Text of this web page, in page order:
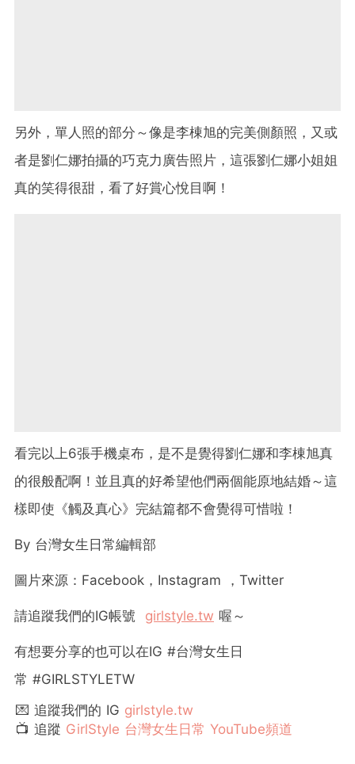
另外，單人照的部分～像是李棟旭的完美側顏照，又或
者是劉仁娜拍攝的巧克力廣告照片，這張劉仁娜小姐姐
真的笑得很甜，看了好賞心悅目啊！
看完以上6張手機桌布，是不是覺得劉仁娜和李棟旭真
的很般配啊！並且真的好希望他們兩個能原地結婚～這
樣即使《觸及真心》完結篇都不會覺得可惜啦！
By 台灣女生日常編輯部
圖片來源： Facebook ， Instagram ， Twitter
請追蹤我們的IG帳號 girlstyle.tw 喔～
有想要分享的也可以在IG #台灣女生日
常 #GIRLSTYLETW
💌 追蹤我們的 IG girlstyle.tw
📺 追蹤 GirlStyle 台灣女生日常 YouTube頻道